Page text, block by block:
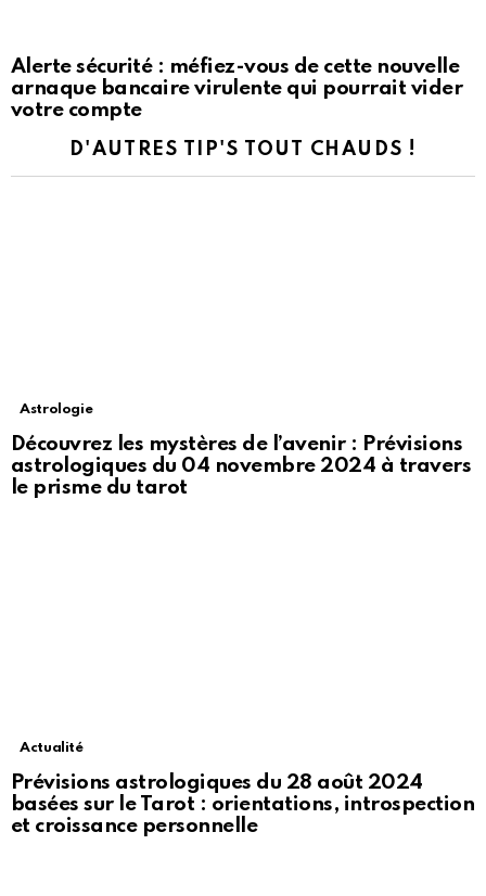
Alerte sécurité : méfiez-vous de cette nouvelle
arnaque bancaire virulente qui pourrait vider
votre compte
D'AUTRES TIP'S TOUT CHAUDS !
Astrologie
Découvrez les mystères de l’avenir : Prévisions
astrologiques du 04 novembre 2024 à travers
le prisme du tarot
Actualité
Prévisions astrologiques du 28 août 2024
basées sur le Tarot : orientations, introspection
et croissance personnelle